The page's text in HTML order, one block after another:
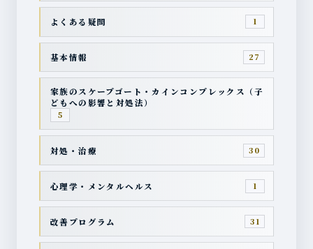
よくある疑問 1
基本情報 27
家族のスケープゴート・カインコンプレックス（子
どもへの影響と対処法）
5
対処・治療 30
心理学・メンタルヘルス 1
改善プログラム 31